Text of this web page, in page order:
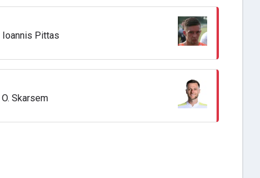
Ioannis Pittas
O. Skarsem